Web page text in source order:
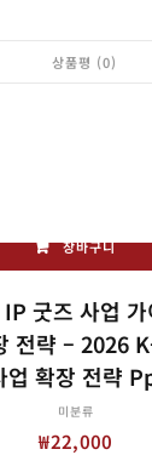
상품평 (0)
장바구니
굿즈 사업 가
전략 – 2026
업 확장 전략
미분류
₩22,000